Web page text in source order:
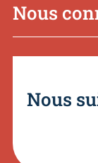
Nous
Nous